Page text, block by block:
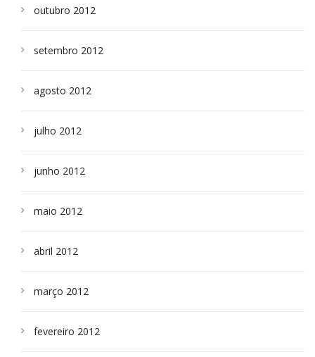
outubro 2012
setembro 2012
agosto 2012
julho 2012
junho 2012
maio 2012
abril 2012
março 2012
fevereiro 2012